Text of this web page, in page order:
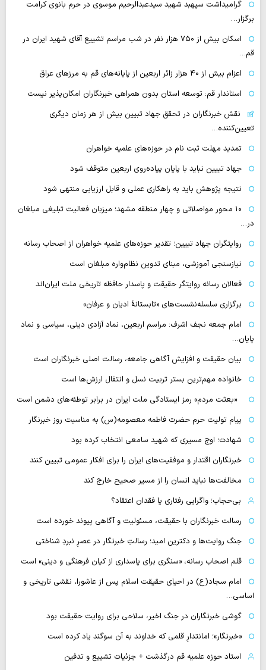
گرامیداشت سپهبد شهید سیدعبدالرحیم موسوی در حرم بانوی کرامت
برگزار…
اسکان بیش از ۷۵۰ هزار نفر در شب مراسم تشییع آقای شهید ایران در
قم…
اعزام بیش از ۴۰ هزار زائر اربعین از پایانه‌های قم به مرزهای عراق
استاندار قم: توسعه استان بدون همراهی خبرنگاران امکان‌پذیر نیست
نقش خبرنگاران در تحقق جهاد تبیین بیش از هر زمان دیگری
تعیین‌کننده…
تمدید مهلت ثبت نام در حوزه‌های علمیه خواهران
جهاد تبیین نباید با پایان پیاده‌روی اربعین متوقف شود
نتیجه پژوهش باید به راهکاری عملی و قابل ارزیابی منتهی شود
۱۰ محور مواصلاتی و چهار منطقه مشهد؛ میزبان فعالیت تبلیغی مبلغان
در…
روایتگران جهاد تبیین؛ تقدیر حوزه‌های علمیه خواهران از اصحاب رسانه
نیازسنجی آموزشی، مبنای تدوین نظام‌واره مبلغان است
فعالان رسانه‌ روایتگر حقیقت و پاسدار حافظه تاریخی ملت ایران‌اند
برگزاری سلسله‌نشست‌های «تابستانهٔ ادیان و عرفان»
امام جمعه نجف اشرف: مراسم اربعین، نماد آزادی دینی، سیاسی و نماد
پایان…
بیان حقیقت و افزایش آگاهی جامعه، رسالت اصلی خبرنگاران است
خانواده مهم‌ترین بستر تربیت نسل و انتقال ارزش‌ها است
«بعثت مردم» رمز ایستادگی ملت ایران در برابر توطئه‌های دشمن است
پیام تولیت حرم حضرت فاطمه معصومه(س) به مناسبت روز خبرنگار
شهادت؛ اوج مسیری که شهید سامعی انتخاب کرده بود
خبرنگاران اقتدار و موفقیت‌های ایران را برای افکار عمومی تبیین کنند
مخالفت‌ها نباید انسان را از مسیر صحیح خارج کند
بی‌حجاب؛ واگرایی رفتاری یا فقدان اعتقاد؟
رسالت خبرنگاران با حقیقت، مسئولیت و آگاهی پیوند خورده است
جنگ روایت‌ها و دکترین امید؛ رسالتِ خبرنگار در عصرِ نبردِ شناختی
قلم اصحاب رسانه، «سنگری برای پاسداری از کیان فرهنگی و دینی» است
امام سجاد(ع) در احیای حقیقت اسلام پس از عاشورا، نقشی تاریخی و
اساسی…
گوشی خبرنگاران در جنگ اخیر، سلاحی برای روایت حقیقت بود
«خبرنگار»؛ امانتدارِ قلمی که خداوند به آن سوگند یاد کرده است
استاد حوزه علمیه قم درگذشت + جزئیات تشییع و تدفین